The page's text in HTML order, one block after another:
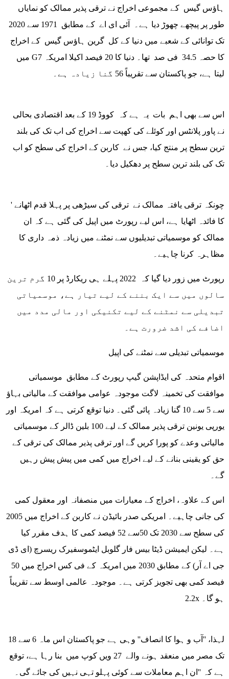
ہاؤس گیس کے مجموعی اخراج نے ترقی پذیر ممالک کو نمایاں
طور پر پیچھے چھوڑ دیا ہے۔ آئی ای اے کے مطابق 1971 سے 2020
تک توانائی کے شعبے میں دنیا کے کل گرین ہاؤس گیس کے اخراج
میں G7 کا حصہ 34.5 فی صد تھا۔ دنیا کا 20 فیصد اکیلا امریکہ
لیتا ہے، جو پاکستان سے تقریباً 56 گنا زیادہ ہے۔
اس سے بھی اہم بات یہ ہے کہ کووڈ 19 کے بعد اقتصادی بحالی
نے پاور پلانٹس اور کوئلے کی کھپت سے اخراج کی اب تک کی بلند
ترین سطح پر منتج کیا، جس نے کاربن کے اخراج کی سطح کو اب
تک کی بلند ترین سطح پر دھکیل دیا۔
چونکہ ترقی یافتہ ممالک نے ترقی کی سیڑھی پر پہلا قدم اٹھانے '
کا فائدہ اٹھایا ہے، اس لیے رپورٹ میں اپیل کی گئی ہے کہ ان
ممالک کو موسمیاتی تبدیلیوں سے نمٹنے میں زیادہ ذمہ داری کا
مظاہرہ کرنا چاہیے۔
رپورٹ میں زور دیا گیا کہ 2022 پہلے ہی ریکارڈ پر 10 گرم ترین
سالوں میں سے ایک بننے کے لیے تیار ہے، موسمیاتی
تبدیلی سے نمٹنے کے لیے تکنیکی اور مالی مدد میں
اضافے کی اشد ضرورت ہے۔
موسمیاتی تبدیلی سے نمٹنے کی اپیل
اقوام متحدہ کی ایڈاپشن گیپ رپورٹ کے مطابق موسمیاتی
موافقت کی تخمینہ لاگت موجودہ عوامی موافقت کے مالیاتی بہاؤ
سے 5 سے 10 گنا زیادہ پائی گئی۔ دنیا توقع کرتی ہے کہ امریکہ اور
یورپی یونین ترقی پذیر ممالک کے لیے 100 بلین ڈالر کے موسمیاتی
مالیاتی وعدے کو پورا کریں گے اور ترقی پذیر ممالک کی ترقی کے
حق کو یقینی بنانے کے لیے اخراج میں کمی میں پیش پیش رہیں
گے۔
اس کے علاوہ، اخراج کے معیارات میں منصفانہ اور معقول کمی
کی جانی چاہیے۔ امریکی صدر بائیڈن نے کاربن کے اخراج میں 2005
کی سطح سے 2030 تک 50سے 52 فیصد کمی کا ہدف مقرر کیا
ہے۔ لیکن ایمیشن ڈیٹا بیس فار گلوبل ایٹموسفیرک ریسرچ (ای ڈی
جی اے آر) کے مطابق 2030 میں امریکہ کے فی کس اخراج میں 50
فیصد کمی بھی تجویز کرتی ہے۔ موجودہ عالمی اوسط سے تقریباً
2.2x ہو گا۔
لہذا، ''آب و ہوا کا انصاف'' وہی ہے جو پاکستان اس ماہ 6 سے 18
تک مصر میں منعقد ہونے والے 27 ویں کوپ میں بنا رہا ہے، توقع
ہے کہ ''ان اہم معاملات سے کوئی پہلو تہی نہیں کی جائے گی۔